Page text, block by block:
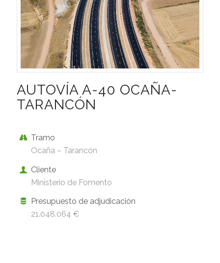
AUTOVÍA A-40 OCAÑA-
TARANCÓN
Tramo
Ocaña – Tarancón
Cliente
Ministerio de Fomento
Presupuesto de adjudicación
21.048.064 €